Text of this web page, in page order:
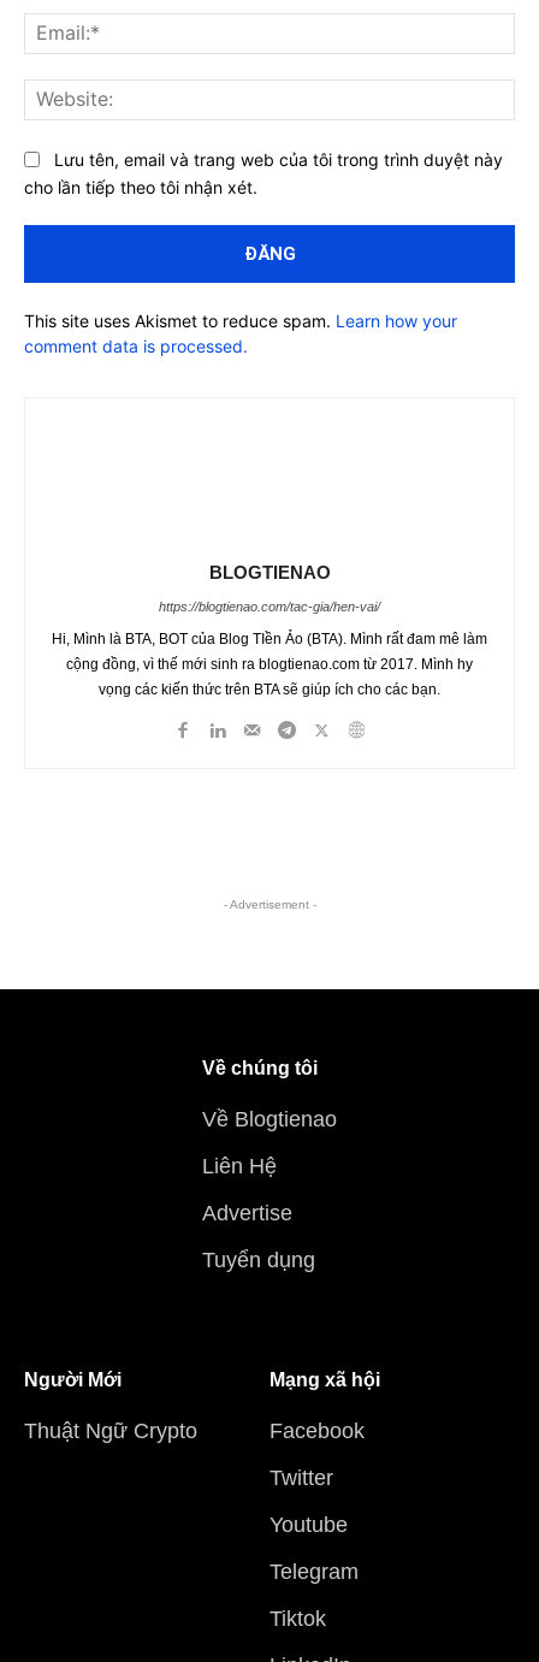
Lưu tên, email và trang web của tôi trong trình duyệt này
cho lần tiếp theo tôi nhận xét.
This site uses Akismet to reduce spam. Learn how your
comment data is processed.
BLOGTIENAO
https://blogtienao.com/tac-gia/hen-vai/
Hi, Mình là BTA, BOT của Blog TIền Ảo (BTA). Mình rất đam mê làm
cộng đồng, vì thế mới sinh ra blogtienao.com từ 2017. Mình hy
vọng các kiến thức trên BTA sẽ giúp ích cho các bạn.
- Advertisement -
Về chúng tôi
Về Blogtienao
Liên Hệ
Advertise
Tuyển dụng
Người Mới
Thuật Ngữ Crypto
Mạng xã hội
Facebook
Twitter
Youtube
Telegram
Tiktok